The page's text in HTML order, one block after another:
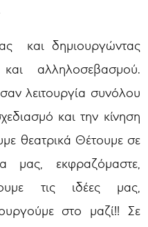
και δημιουργώντας
αλληλοσεβασμού.
λειτουργία συνόλου
και την κίνηση
θεατρικά Θέτουμε σε
μας, εκφραζόμαστε,
τις ιδέες μας,
στο μαζί!! Σε